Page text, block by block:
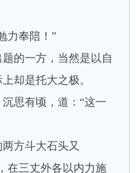
奉陪！”
的一方，当然是以自
却是托大之极。
思有顷，道：“这一
方斗大石头又
在三丈外各以内力施